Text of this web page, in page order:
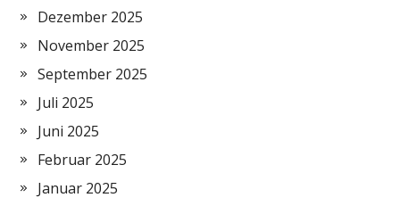
Dezember 2025
November 2025
September 2025
Juli 2025
Juni 2025
Februar 2025
Januar 2025